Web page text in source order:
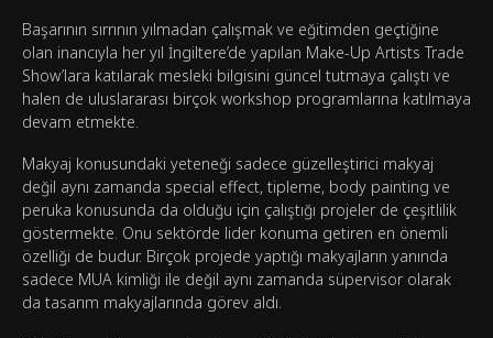
Başarının sırrının yılmadan çalışmak ve eğitimden geçtiğine
olan inancıyla her yıl İngiltere’de yapılan Make-Up Artists Trade
Show’lara katılarak mesleki bilgisini güncel tutmaya çalıştı ve
halen de uluslararası birçok workshop programlarına katılmaya
devam etmekte.
Makyaj konusundaki yeteneği sadece güzelleştirici makyaj
değil aynı zamanda special effect, tipleme, body painting ve
peruka konusunda da olduğu için çalıştığı projeler de çeşitlilik
göstermekte. Onu sektörde lider konuma getiren en önemli
özelliği de budur. Birçok projede yaptığı makyajların yanında
sadece MUA kimliği ile değil aynı zamanda süpervisor olarak
da tasarım makyajlarında görev aldı.